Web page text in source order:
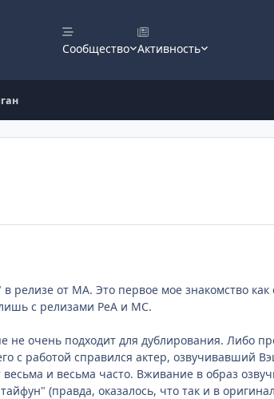
Сообщество Активность
релизе от МА. Это первое мое знакомство
с релизами РеА и МС.
очень подходит для дублирования. Либо
с работой справился актер, озвучивавший
и весьма часто. Вживание в образ
(правда, оказалось, что так и в